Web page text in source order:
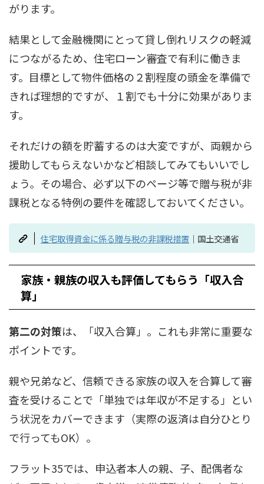
がります。
結果として金融機関にとって貸し倒れリスクの軽減
につながるため、住宅ローン審査で有利に働きま
す。目標として物件価格の２割程度の頭金を準備で
きれば理想的ですが、１割でも十分に効果がありま
す。
それだけの額を貯蓄するのは大変ですが、両親から
援助してもらえないかなど相談してみてもいいでし
ょう。その場合、必ず以下のページ等で贈与税が非
課税となる特例の要件を確認しておいてください。
住宅取得資金に係る贈与税の非課税措置｜国土交通省
家族・親族の収入も評価してもらう「収入合
算」
第二の対策は、「収入合算」。これも非常に重要な
ポイントです。
親や兄弟など、信頼できる家族の収入を合算して審
査を受けることで「単独では年収が不足する」とい
う状況をカバーできます（実際の返済は自分ひとり
で行ってもOK）。
フラット35では、申込者本人の親、子、配偶者な